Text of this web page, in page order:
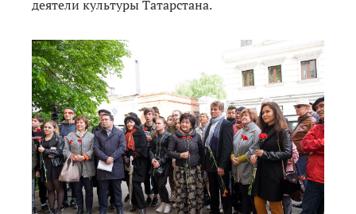
деятели культуры Татарстана.